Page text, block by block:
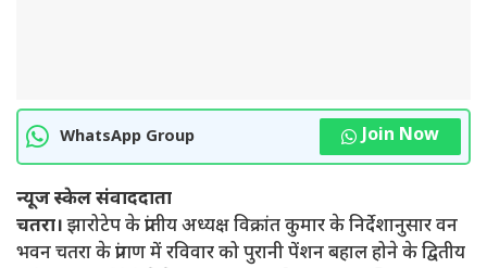
WhatsApp Group Join Now
न्यूज स्केल संवाददाता
चतरा।झारोटेप के प्रांतीय अध्यक्ष विक्रांत कुमार के निर्देशानुसार वन
भवन चतरा के प्रांगण में रविवार को पुरानी पेंशन बहाल होने के द्वितीय